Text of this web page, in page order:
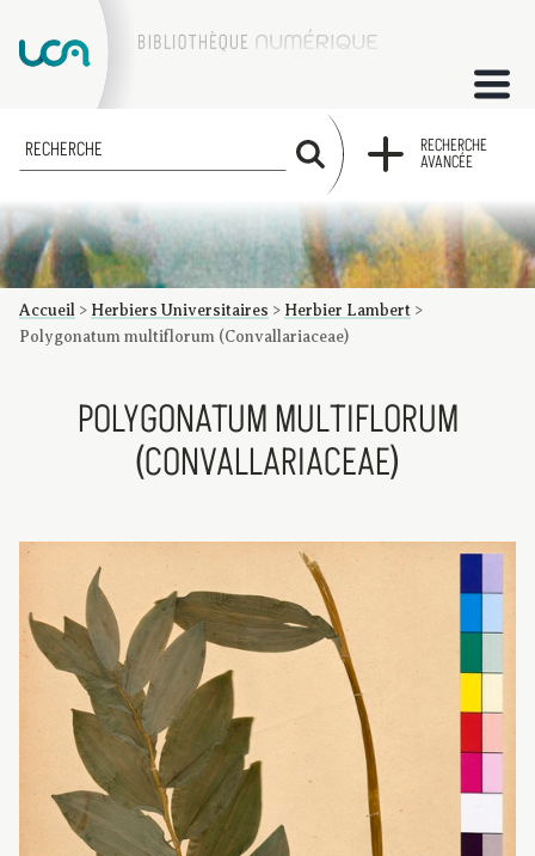
ACCUEIL
COLLECTIONS
FACTUMS
Les factums à la BU
Présentation du corpus de factums de la collection Marie
Bibliographie
Glossaire
Index de recherche
RECHERCHE
RECHERCHE
AVANCÉE
Accueil > Herbiers Universitaires > Herbier Lambert >
Polygonatum multiflorum (Convallariaceae)
POLYGONATUM MULTIFLORUM
(CONVALLARIACEAE)